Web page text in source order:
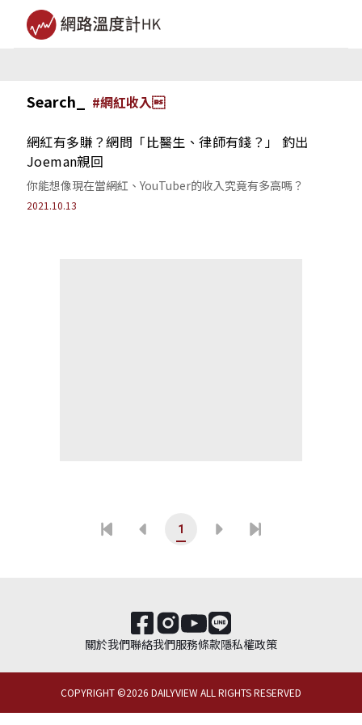
Search_ #網紅收入
網紅有多賺？網問「比醫生、律師有錢？」 釣出
Joeman親回
你能想像現在當網紅、YouTuber的收入究竟有多高嗎？
2021.10.13
1
關於我們聯絡我們服務條款隱私權政策
COPYRIGHT ©2026 DAILYVIEW ALL RIGHTS RESERVED